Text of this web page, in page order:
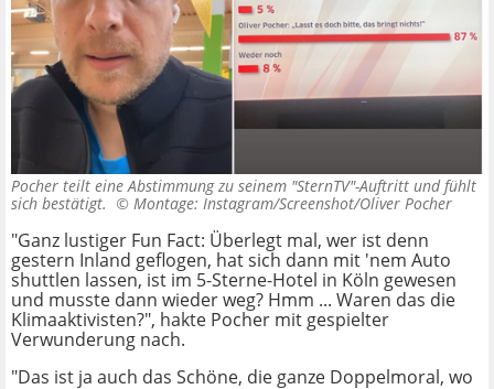
Pocher teilt eine Abstimmung zu seinem "SternTV"-Auftritt und fühlt
sich bestätigt. © Montage: Instagram/Screenshot/Oliver Pocher
"Ganz lustiger Fun Fact: Überlegt mal, wer ist denn
gestern Inland geflogen, hat sich dann mit 'nem Auto
shuttlen lassen, ist im 5-Sterne-Hotel in Köln gewesen
und musste dann wieder weg? Hmm ... Waren das die
Klimaaktivisten?", hakte Pocher mit gespielter
Verwunderung nach.
"Das ist ja auch das Schöne, die ganze Doppelmoral, wo